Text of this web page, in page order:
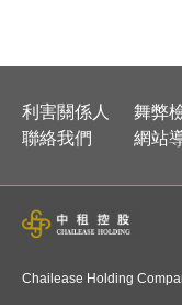
利害關係人 舞弊
聯絡我們
網站
Chailease Holding